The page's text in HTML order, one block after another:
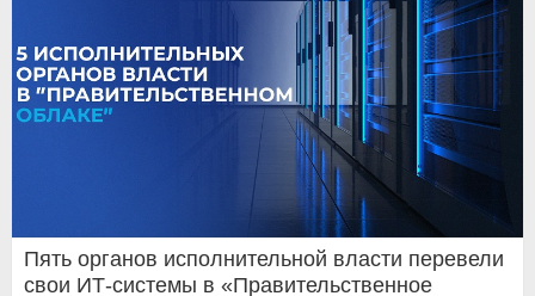
Пять органов исполнительной власти перевели
свои ИТ-системы в «Правительственное